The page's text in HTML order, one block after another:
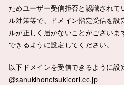
ためユーザー受信拒否と認識されて
ル対策等で、ドメイン指定受信を設
ルが正しく届かないことがございま
できるように設定してください。
以下ドメインを受信できるように設
@sanukihonetsukidori.co.jp